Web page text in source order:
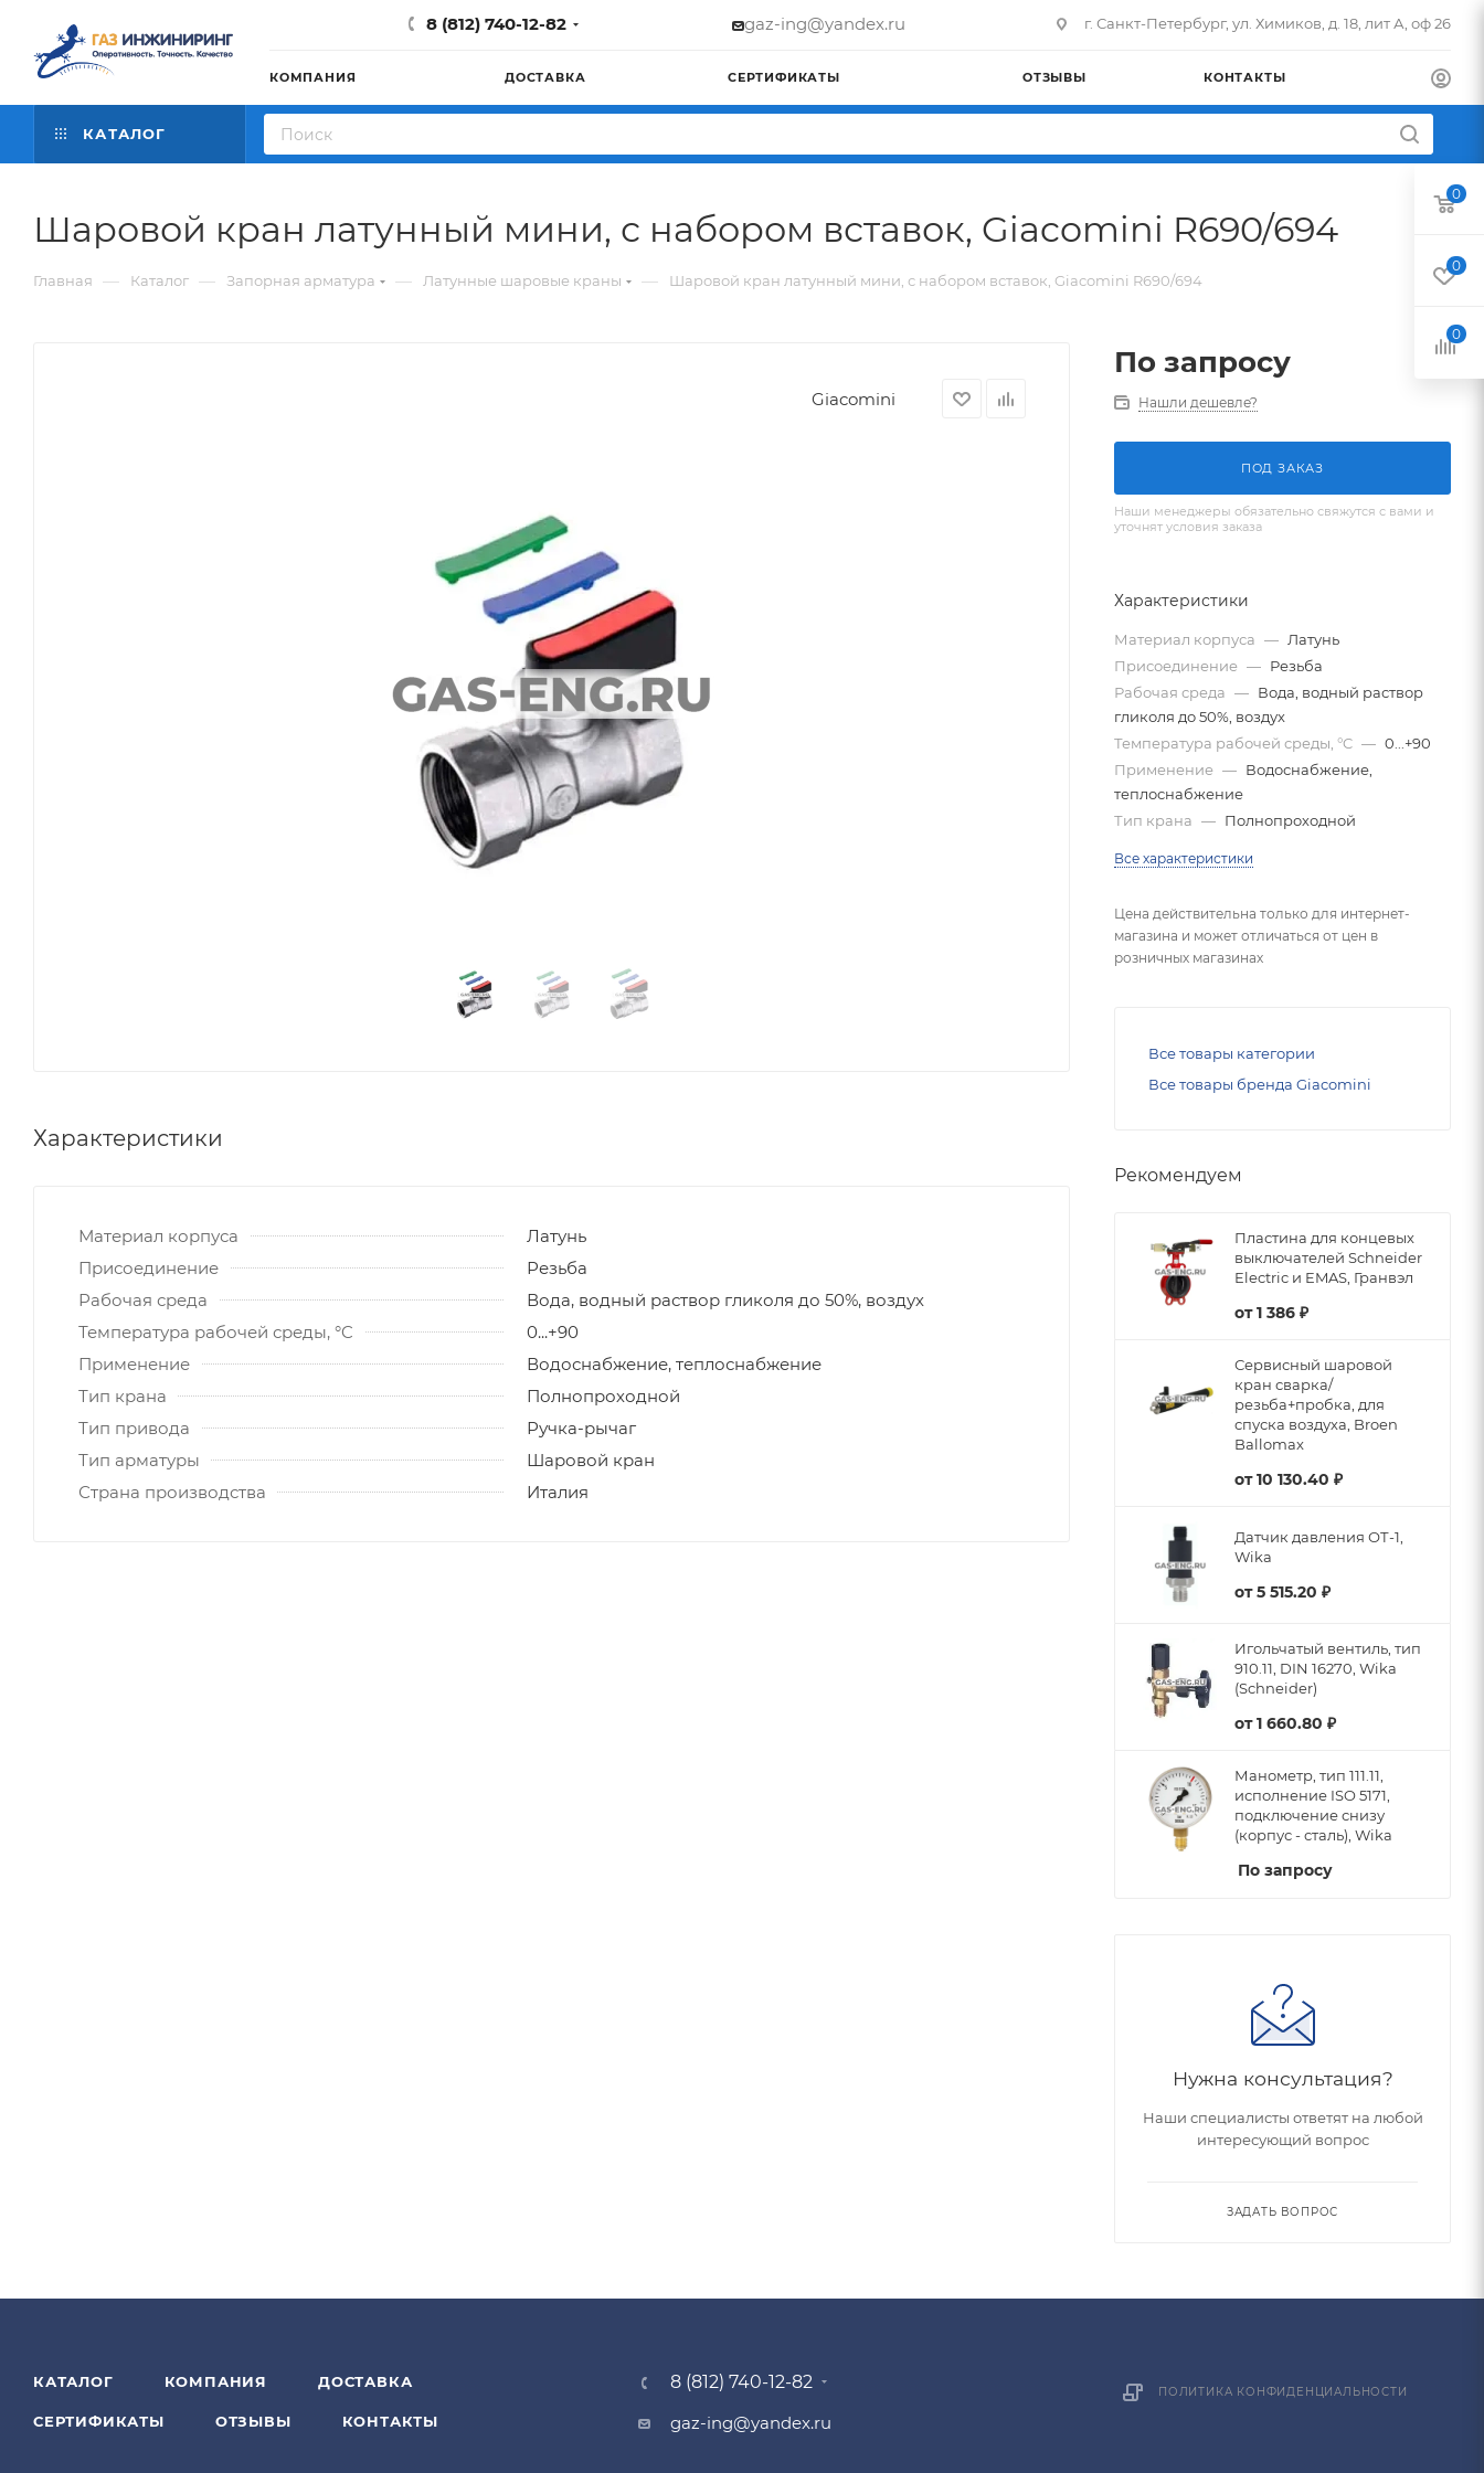
8 (812) 740-12-82 gaz-ing@yandex.ru г. Санкт-Петербург, ул. Химиков, д. 18, лит А, оф 26
КОМПАНИЯ ДОСТАВКА СЕРТИФИКАТЫ ОТЗЫВЫ КОНТАКТЫ
КАТАЛОГ
Шаровой кран латунный мини, с набором вставок, Giacomini R690/694
Главная — Каталог — Запорная арматура — Латунные шаровые краны — Шаровой кран латунный мини, с набором вставок, Giacomini R690/694
Giacomini
Характеристики
Материал корпуса
Латунь
Присоединение
Резьба
Рабочая среда
Вода, водный раствор гликоля до 50%, воздух
Температура рабочей среды, °C
0...+90
Применение
Водоснабжение, теплоснабжение
Тип крана
Полнопроходной
Тип привода
Ручка-рычаг
Тип арматуры
Шаровой кран
Страна производства
Италия
По запросу
Нашли дешевле?
ПОД ЗАКАЗ
Наши менеджеры обязательно свяжутся с вами и
уточнят условия заказа
Характеристики
Материал корпуса — Латунь
Присоединение — Резьба
Рабочая среда — Вода, водный раствор
гликоля до 50%, воздух
Температура рабочей среды, °C — 0...+90
Применение — Водоснабжение,
теплоснабжение
Тип крана — Полнопроходной
Все характеристики
Цена действительна только для интернет-
магазина и может отличаться от цен в
розничных магазинах
Все товары категории
Все товары бренда Giacomini
Рекомендуем
Пластина для концевых
выключателей Schneider
Electric и EMAS, Гранвэл
от1 386 ₽
Сервисный шаровой
кран сварка/
резьба+пробка, для
спуска воздуха, Broen
Ballomax
от10 130.40 ₽
Датчик давления ОТ-1,
Wika
от5 515.20 ₽
Игольчатый вентиль, тип
910.11, DIN 16270, Wika
(Schneider)
от1 660.80 ₽
Манометр, тип 111.11,
исполнение ISO 5171,
подключение снизу
(корпус - сталь), Wika
По запросу
Нужна консультация?
Наши специалисты ответят на любой
интересующий вопрос
ЗАДАТЬ ВОПРОС
КАТАЛОГ КОМПАНИЯ ДОСТАВКА
СЕРТИФИКАТЫ ОТЗЫВЫ КОНТАКТЫ
8 (812) 740-12-82
gaz-ing@yandex.ru
ПОЛИТИКА КОНФИДЕНЦИАЛЬНОСТИ
0
0
0